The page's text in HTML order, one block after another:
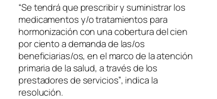
“Se tendrá que prescribir y suministrar los
medicamentos y/o tratamientos para
hormonización con una cobertura del cien
por ciento a demanda de las/os
beneficiarias/os, en el marco de la atención
primaria de la salud, a través de los
prestadores de servicios”, indica la
resolución.